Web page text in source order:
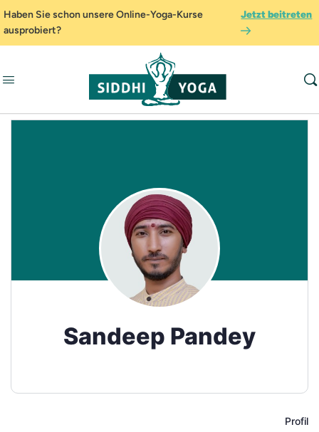
Haben Sie schon unsere Online-Yoga-Kurse
ausprobiert?
Jetzt beitreten
Sandeep Pandey
Profil